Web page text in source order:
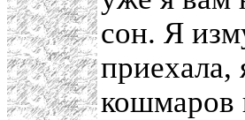
сон. Я
кошмаров